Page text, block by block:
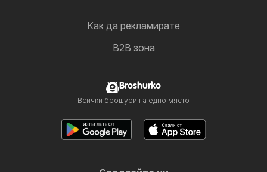
Как да рекламирате
B2B зона
Broshurko
Всички брошури на едно място